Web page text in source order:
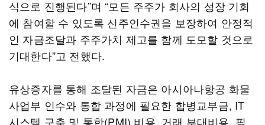
식으로 진행된다”며 “모든 주주가 회사의 성장 기회
에 참여할 수 있도록 신주인수권을 보장하여 안정적
인 자금조달과 주주가치 제고를 함께 도모할 것으로
기대한다”고 전했다.
유상증자를 통해 조달된 자금은 아시아나항공 화물
사업부 인수와 통합 과정에 필요한 합병교부금, IT
시스템 구축 및 통합(PMI) 비용, 거래 부대비용, 필